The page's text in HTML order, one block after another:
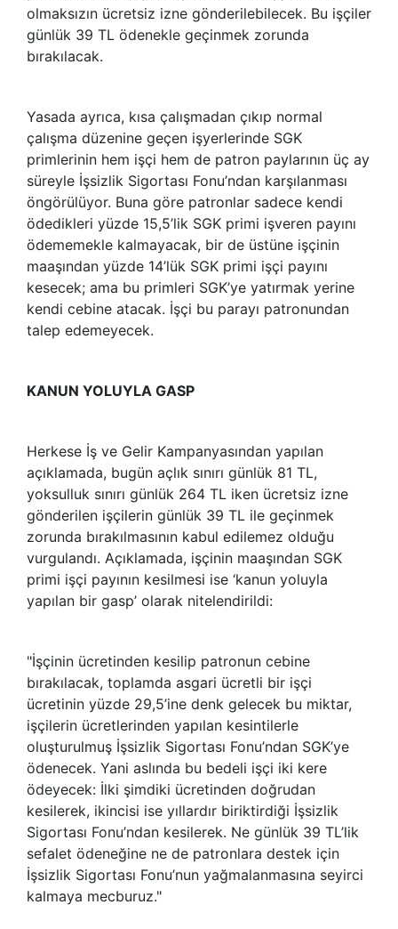
olmaksızın ücretsiz izne gönderilebilecek. Bu işçiler
günlük 39 TL ödenekle geçinmek zorunda
bırakılacak.
Yasada ayrıca, kısa çalışmadan çıkıp normal
çalışma düzenine geçen işyerlerinde SGK
primlerinin hem işçi hem de patron paylarının üç ay
süreyle İşsizlik Sigortası Fonu’ndan karşılanması
öngörülüyor. Buna göre patronlar sadece kendi
ödedikleri yüzde 15,5’lik SGK primi işveren payını
ödememekle kalmayacak, bir de üstüne işçinin
maaşından yüzde 14’lük SGK primi işçi payını
kesecek; ama bu primleri SGK’ye yatırmak yerine
kendi cebine atacak. İşçi bu parayı patronundan
talep edemeyecek.
KANUN YOLUYLA GASP
Herkese İş ve Gelir Kampanyasından yapılan
açıklamada, bugün açlık sınırı günlük 81 TL,
yoksulluk sınırı günlük 264 TL iken ücretsiz izne
gönderilen işçilerin günlük 39 TL ile geçinmek
zorunda bırakılmasının kabul edilemez olduğu
vurgulandı. Açıklamada, işçinin maaşından SGK
primi işçi payının kesilmesi ise ‘kanun yoluyla
yapılan bir gasp’ olarak nitelendirildi:
"İşçinin ücretinden kesilip patronun cebine
bırakılacak, toplamda asgari ücretli bir işçi
ücretinin yüzde 29,5’ine denk gelecek bu miktar,
işçilerin ücretlerinden yapılan kesintilerle
oluşturulmuş İşsizlik Sigortası Fonu’ndan SGK’ye
ödenecek. Yani aslında bu bedeli işçi iki kere
ödeyecek: İlki şimdiki ücretinden doğrudan
kesilerek, ikincisi ise yıllardır biriktirdiği İşsizlik
Sigortası Fonu’ndan kesilerek. Ne günlük 39 TL’lik
sefalet ödeneğine ne de patronlara destek için
İşsizlik Sigortası Fonu’nun yağmalanmasına seyirci
kalmaya mecburuz."